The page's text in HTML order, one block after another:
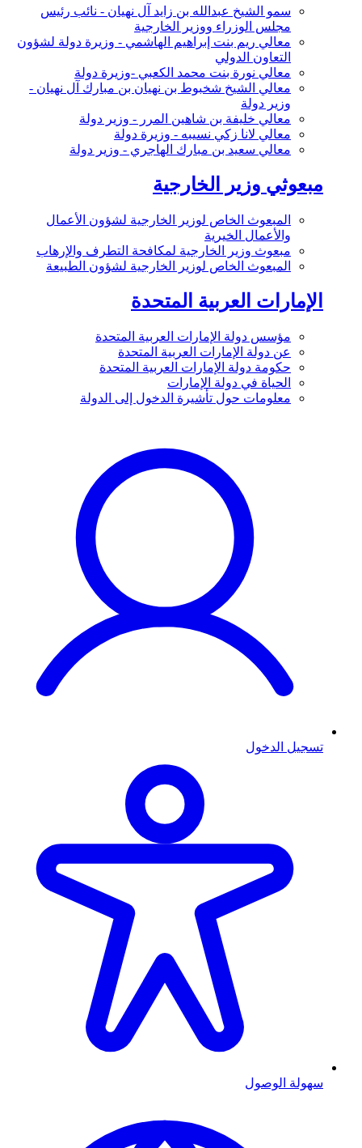
سمو الشيخ عبدالله بن زايد آل نهيان - نائب رئيس
مجلس الوزراء ووزير الخارجية
معالي ريم بنت إبراهيم الهاشمي - وزيرة دولة لشؤون
التعاون الدولي
معالي نورة بنت محمد الكعبي -وزيرة دولة
معالي الشيخ شخبوط بن نهيان بن مبارك آل نهيان -
وزير دولة
معالي خليفة بن شاهين المرر - وزير دولة
معالي لانا زكي نسيبه - وزيرة دولة
معالي سعيد بن مبارك الهاجري - وزير دولة
مبعوثي وزير الخارجية
المبعوث الخاص لوزير الخارجية لشؤون الأعمال
والأعمال الخيرية
مبعوث وزير الخارجية لمكافحة التطرف والإرهاب
المبعوث الخاص لوزير الخارجية لشؤون الطبيعة
الإمارات العربية المتحدة
مؤسس دولة الإمارات العربية المتحدة
عن دولة الإمارات العربية المتحدة
حكومة دولة الإمارات العربية المتحدة
الحياة في دولة الإمارات
معلومات حول تأشيرة الدخول إلى الدولة
تسجيل الدخول
سهولة الوصول